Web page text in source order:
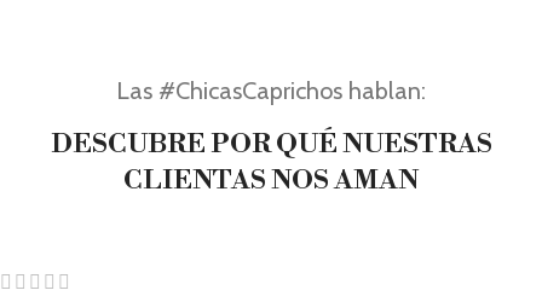
Las #ChicasCaprichos hablan:
DESCUBRE POR QUÉ NUESTRAS
CLIENTAS NOS AMAN